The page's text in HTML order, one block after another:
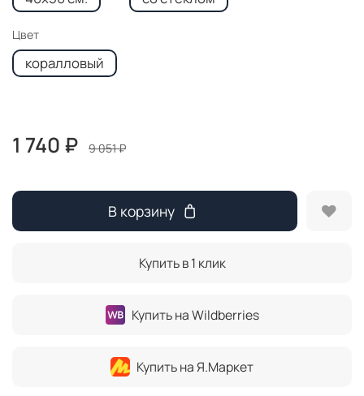
Цвет
коралловый
1 740 ₽ 9 051 ₽
В корзину
Купить в 1 клик
Купить на Wildberries
Купить на Я.Маркет